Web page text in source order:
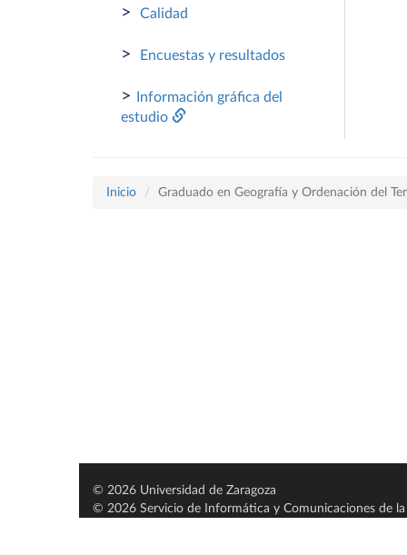
> Calidad
> Encuestas y resultados
>
Información gráfica del
estudio
Inicio Graduado en Geografía y Ordenación del
© 2026 Universidad de Zaragoza
© 2026 Servicio de Informática y Comunicaciones de la